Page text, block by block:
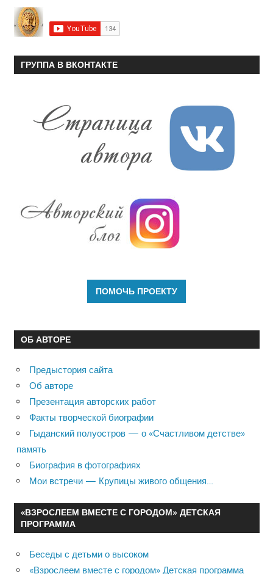
ГРУППА В ВКОНТАКТЕ
ОБ АВТОРЕ
Предыстория сайта
Об авторе
Презентация авторских работ
Факты творческой биографии
Гыданский полуостров — о «Счастливом детстве»
память
Биография в фотографиях
Мои встречи — Крупицы живого общения…
«ВЗРОСЛЕЕМ ВМЕСТЕ С ГОРОДОМ» ДЕТСКАЯ
ПРОГРАММА
Беседы с детьми о высоком
«Взрослеем вместе с городом» Детская программа